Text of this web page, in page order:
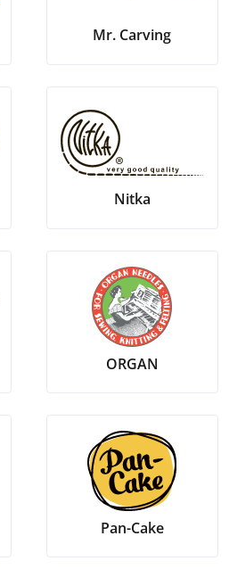
Mr. Carving
Nitka
ORGAN
Pan-Cake